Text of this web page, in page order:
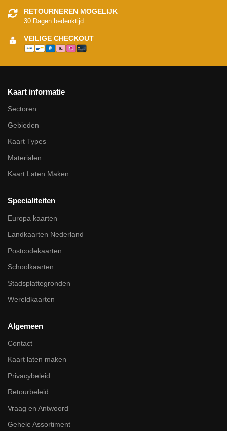
RETOURNEREN MOGELIJK
30 Dagen bedenktijd
VEILIGE CHECKOUT
Kaart informatie
Sectoren
Gebieden
Kaart Types
Materialen
Kaart Laten Maken
Specialiteiten
Europa kaarten
Landkaarten Nederland
Postcodekaarten
Schoolkaarten
Stadsplattegronden
Wereldkaarten
Algemeen
Contact
Kaart laten maken
Privacybeleid
Retourbeleid
Vraag en Antwoord
Gehele Assortiment